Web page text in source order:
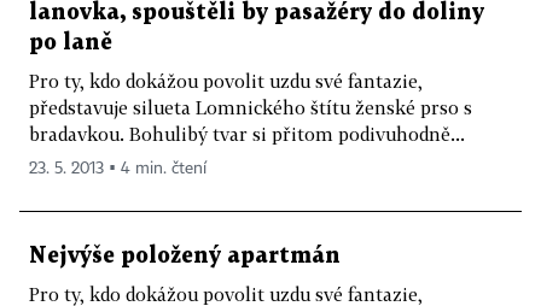
lanovka, spouštěli by pasažéry do doliny
po laně
Pro ty, kdo dokážou povolit uzdu své fantazie,
představuje silueta Lomnického štítu ženské prso s
bradavkou. Bohulibý tvar si přitom podivuhodně...
23. 5. 2013 ▪ 4 min. čtení
Nejvýše položený apartmán
Pro ty, kdo dokážou povolit uzdu své fantazie,